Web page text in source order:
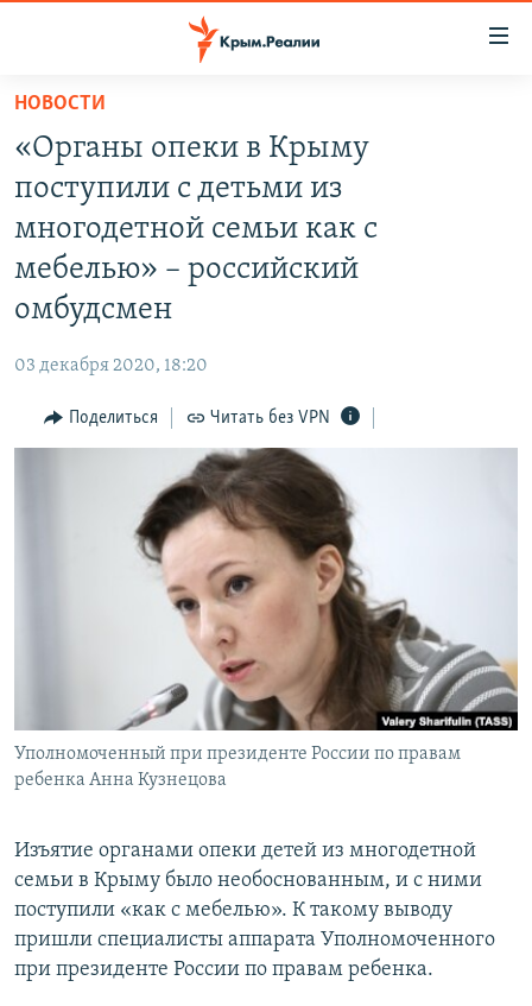
Вернуться
основному
содержанию
Вернутся
главной
навигации
Вернутся
СПЕЦПРОЕКТЫ
КАРТА ВОЕННЫХ ОБЪЕКТОВ КРЫМА
11 ЛЕТ ОККУПАЦИИ КРЫМА. 11 ИСТОРИЙ СОПРОТИВЛЕНИЯ
ИСТОРИЯ
ЕЩЕ
ТЕЛЕПРОЕКТ КРЫМ.РЕАЛИИ
СОВЕТЫ ПРАВОЗАЩИТНИКОВ
ПРОПАВШИЕ БЕЗ ВЕСТИ
ПОБЕДИТЕЛЕЙ НЕ СУДЯТ?
КРЫМ.НЕПОКОРЕННЫЙ
УКРАИНСКАЯ ПРОБЛЕМА КРЫМА
КАК ОБОЙТИ БЛОКИРОВКУ
Українською
ПРИСОЕДИНЯЙТЕСЬ!
Все сайты RFE/RL
НОВОСТИ
«Органы опеки в Крыму
поступили с детьми из
многодетной семьи как с
мебелью» – российский
омбудсмен
03 декабря 2020, 18:20
Поделиться Читать без VPN
Уполномоченный при президенте России по правам
ребенка Анна Кузнецова
Изъятие органами опеки детей из многодетной
семьи в Крыму было необоснованным, и с ними
поступили «как с мебелью». К такому выводу
пришли специалисты аппарата Уполномоченного
при президенте России по правам ребенка.